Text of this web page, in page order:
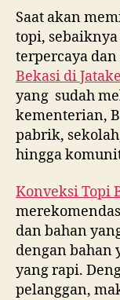
Saat akan
topi,
terpercaya
Bekasi diJatake
yang sudah
kementerian,
pabrik,
hingga
Konveksi Topi
dan bahan
dengan bahan
yang rapi.
pelanggan,